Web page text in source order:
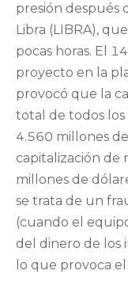
presión después
Libra (LIBRA),
pocas horas. El
proyecto en la
provocó que la
total de todos los
4.560 millones
capitalización de
millones de
se trata de un
(cuando el
del dinero de los
lo que provoca